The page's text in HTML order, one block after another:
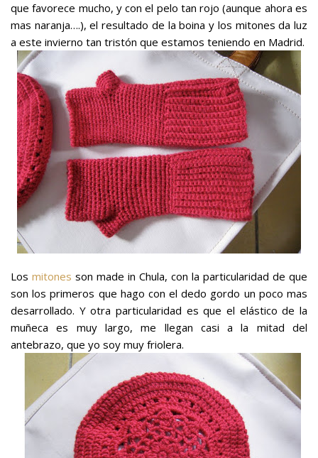
que favorece mucho, y con el pelo tan rojo (aunque ahora es
mas naranja….), el resultado de la boina y los mitones da luz
a este invierno tan tristón que estamos teniendo en Madrid.
Los mitones son made in Chula, con la particularidad de que
son los primeros que hago con el dedo gordo un poco mas
desarrollado. Y otra particularidad es que el elástico de la
muñeca es muy largo, me llegan casi a la mitad del
antebrazo, que yo soy muy friolera.